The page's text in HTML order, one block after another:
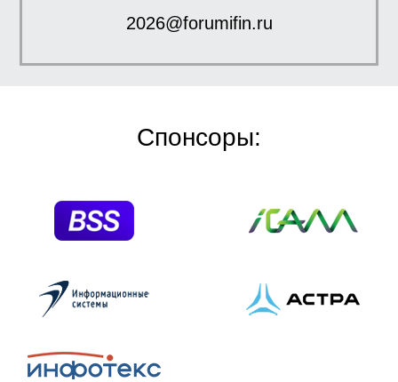
2026@forumifin.ru
Спонсоры: